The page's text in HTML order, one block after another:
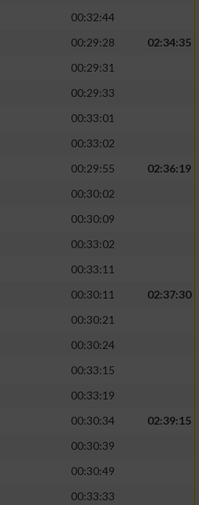
00:32:44
00:29:28
02:34:35
00:29:31
00:29:33
00:33:01
00:33:02
00:29:55
02:36:19
00:30:02
00:30:09
00:33:02
00:33:11
00:30:11
02:37:30
00:30:21
00:30:24
00:33:15
00:33:19
00:30:34
02:39:15
00:30:39
00:30:49
00:33:33
zur Auswahl
angeforderten